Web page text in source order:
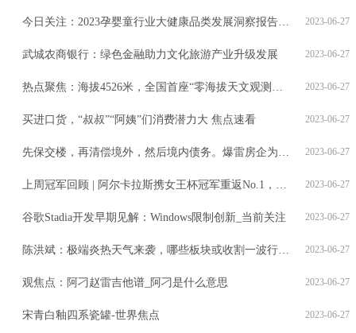
2023-06-27
今日关注：2023孕婴童行业大健康品类发展洞察报告在沪发布
2023-06-27
武城农商银行：绿色金融助力文化旅游产业升级发展
2023-06-27
热点聚焦：海拔4526米，全国首座“零海拔天文观测站”交付
2023-06-27
买进口货，“叔叔”“阿姨”们消费潜力大 焦点速看
2023-06-27
先保交楼，再清偿境外，然后境内债务。爆雷房企为何这样排序？-世界微资讯
2023-06-27
上周冠军回顾 | 阿尔卡拉斯携女王杯冠军重返No.1，布勃里克战胜卢布列夫哈雷夺冠
2023-06-27
谷歌Stadia开发早期见解：Windows限制创新_当前关注
2023-06-27
陈洪斌：极端炎热天气来袭，哪些板块或收割一波行情？
2023-06-27
观焦点：阿刁赵雷吉他谱_阿刁是什么意思
2023-06-27
宋青白釉四系瓷罐-世界焦点